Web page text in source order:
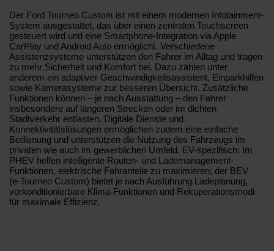
Der Ford Tourneo Custom ist mit einem modernen Infotainment-
System ausgestattet, das über einen zentralen Touchscreen
gesteuert wird und eine Smartphone-Integration via Apple
CarPlay und Android Auto ermöglicht. Verschiedene
Assistenzsysteme unterstützen den Fahrer im Alltag und tragen
zu mehr Sicherheit und Komfort bei. Dazu zählen unter
anderem ein adaptiver Geschwindigkeitsassistent, Einparkhilfen
sowie Kamerasysteme zur besseren Übersicht. Zusätzliche
Funktionen können – je nach Ausstattung – den Fahrer
insbesondere auf längeren Strecken oder im dichten
Stadtverkehr entlasten. Digitale Dienste und
Konnektivitätslösungen ermöglichen zudem eine einfache
Bedienung und unterstützen die Nutzung des Fahrzeugs im
privaten wie auch im gewerblichen Umfeld. EV-spezifisch: Im
PHEV helfen intelligente Routen- und Lademanagement-
Funktionen, elektrische Fahranteile zu maximieren; der BEV
(e‑Tourneo Custom) bietet je nach Ausführung Ladeplanung,
vorkonditionierbare Klima-Funktionen und Rekuperationsmodi
für maximale Effizienz.
.